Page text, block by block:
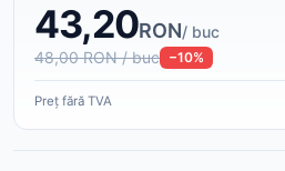
43,20RON/ buc
48,00 RON / buc −10%
Preț fără TVA